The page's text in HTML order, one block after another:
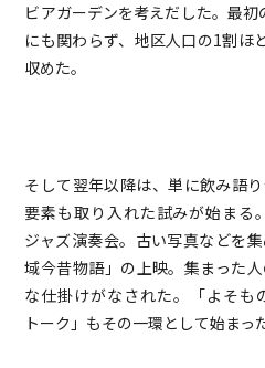
ビアガーデンを考えだした。最
にも関わらず、地区人口の1割ほ
収めた。
そして翌年以降は、単に飲み語
要素も取り入れた試みが始まる
ジャズ演奏会。古い写真などを
域今昔物語」の上映。集まった
な仕掛けがなされた。「よそも
トーク」もその一環として始まっ